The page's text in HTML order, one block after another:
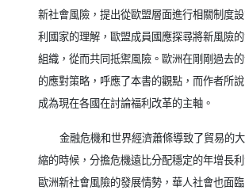
新社會風險，提出從歐盟層面進行相關制度
利國家的理解，歐盟成員國應探尋將新風險
組織，從而共同抵禦風險。歐洲在剛剛過去
的應對策略，呼應了本書的觀點，而作者所
成為現在各國在討論福利改革的主軸。
金融危機和世界經濟蕭條導致了貿易的
縮的時候，分擔危機遠比分配穩定的年增長
歐洲新社會風險的發展情勢，華人社會也面